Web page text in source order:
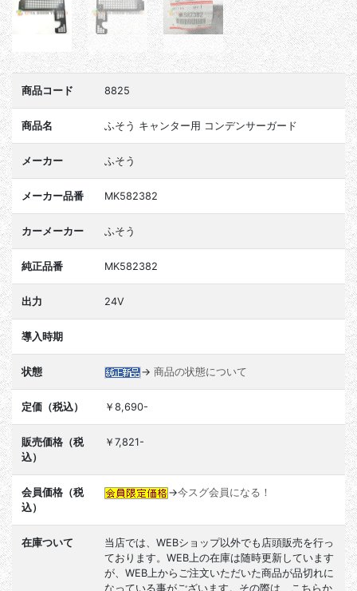
商品コード 8825
商品名 ふそう キャンター用 コンデンサーガード
メーカー ふそう
メーカー品番 MK582382
カーメーカー ふそう
純正品番 MK582382
出力 24V
導入時期
状態 → 商品の状態について
定価（税込） ￥8,690-
販売価格（税
込）
￥7,821-
会員価格（税
込）
→今スグ会員になる！
在庫ついて
当店では、WEBショップ以外でも店頭販売を行っ
ております。WEB上の在庫は随時更新しています
が、WEB上からご注文いただいた商品が品切れに
なっている事がございます。その際は、こちらか